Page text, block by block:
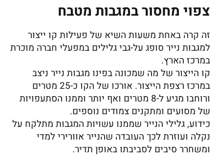
צפוי מחסור במגבות מטבח
זה קרה באחת משעות השיא של פעילות קו ייצור
למגבות נייר סופג על-גבי גלילים במפעלי חברה מוכרת
במרכז הארץ.
קו הייצור של מה שמכונה בפינו מגבות נייר ניצב
במרכז רצפת הייצור. אורכו של הקו כ-25 מטרים
ורוחבו מגיע ל-8 מטרים ואף יותר וממנו הסתעפויות
של מסועים ומתקנים צמודים נוספים.
כידוע, גלילי הנייר שממנו עשויות המגבות מתלקח על
נקלה ועוזרת לכך העובדה שהנייר אוורירי למדי
ומשחרר סיבים לסביבתו באופן תדיר.